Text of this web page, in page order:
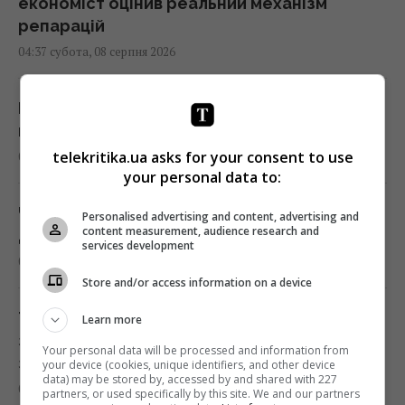
репарацій
04:37 субота, 08 серпня 2026
Покоління 1960–1980-х бачить, як молодь
викидає їхні цінності в смітник
04:22 субота, 08 серпня 2026
Чи справді родзинки такі корисні, як усі
думають: відповідь дієтологів
03:10 субота, 08 серпня 2026
Трамп неохоче посилює тиск на РФ, але
законопроект Грема змусить його вжити
заходів, - WSJ
02:56 субота, 08 серпня 2026
telekritika.ua asks for your consent to use
your personal data to:
Personalised advertising and content, advertising and
content measurement, audience research and
services development
Store and/or access information on a device
Learn more
Your personal data will be processed and information from
your device (cookies, unique identifiers, and other device
data) may be stored by, accessed by and shared with 227
partners, or used specifically by this site. We and our partners